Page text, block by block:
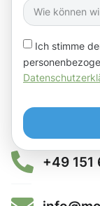
Ich stimme
+49 151